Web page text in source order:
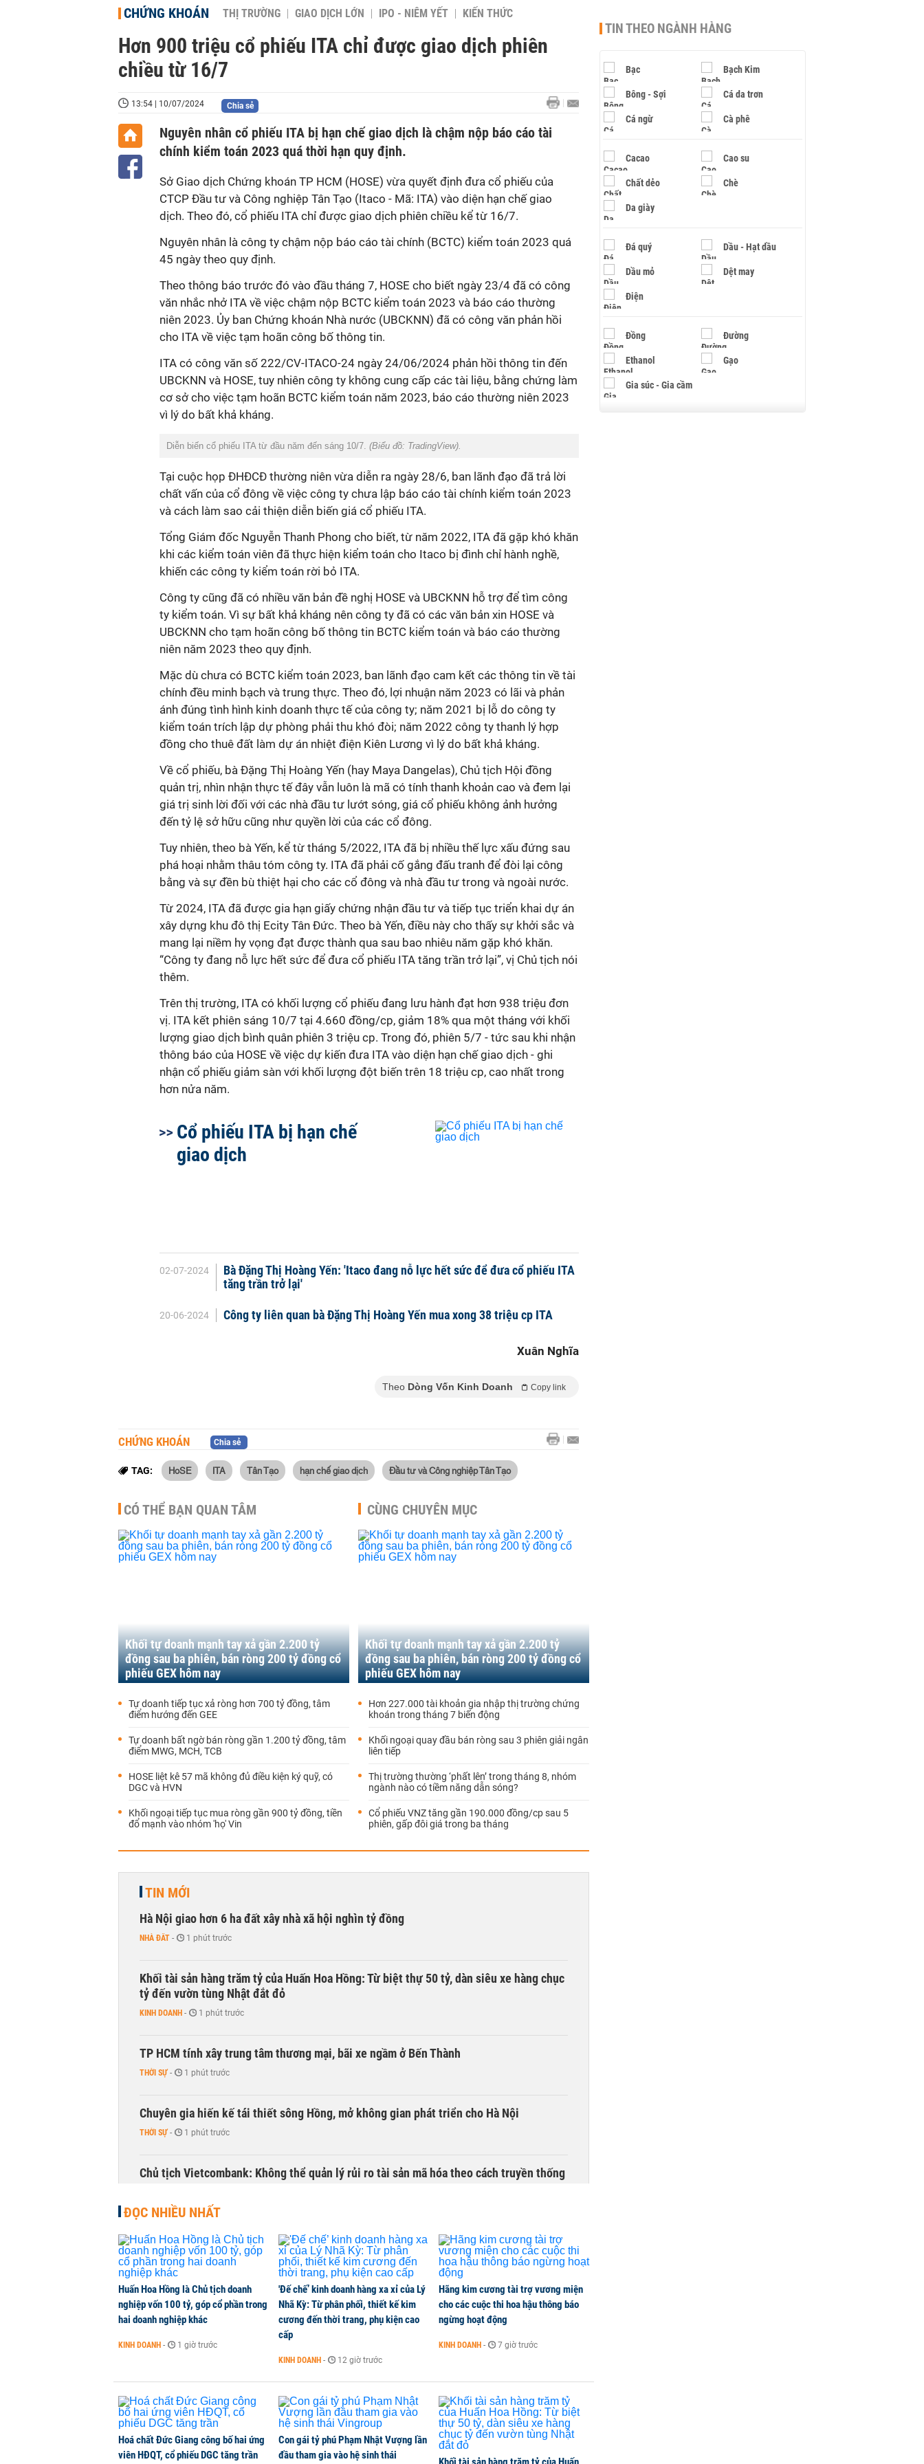
CHỨNG KHOÁN THỊ TRƯỜNG GIAO DỊCH LỚN IPO - NIÊM YẾT KIẾN THỨC
Hơn 900 triệu cổ phiếu ITA chỉ được giao dịch phiên
chiều từ 16/7
13:54 | 10/07/2024 Chia sẻ
Nguyên nhân cổ phiếu ITA bị hạn chế giao dịch là chậm nộp báo cáo tài
chính kiểm toán 2023 quá thời hạn quy định.
Sở Giao dịch Chứng khoán TP HCM (HOSE) vừa quyết định đưa cổ phiếu của
CTCP Đầu tư và Công nghiệp Tân Tạo (Itaco - Mã: ITA) vào diện hạn chế giao
dịch. Theo đó, cổ phiếu ITA chỉ được giao dịch phiên chiều kể từ 16/7.
Nguyên nhân là công ty chậm nộp báo cáo tài chính (BCTC) kiểm toán 2023 quá
45 ngày theo quy định.
Theo thông báo trước đó vào đầu tháng 7, HOSE cho biết ngày 23/4 đã có công
văn nhắc nhở ITA về việc chậm nộp BCTC kiểm toán 2023 và báo cáo thường
niên 2023. Ủy ban Chứng khoán Nhà nước (UBCKNN) đã có công văn phản hồi
cho ITA về việc tạm hoãn công bố thông tin.
ITA có công văn số 222/CV-ITACO-24 ngày 24/06/2024 phản hồi thông tin đến
UBCKNN và HOSE, tuy nhiên công ty không cung cấp các tài liệu, bằng chứng làm
cơ sở cho việc tạm hoãn BCTC kiểm toán năm 2023, báo cáo thường niên 2023
vì lý do bất khả kháng.
Diễn biến cổ phiếu ITA từ đầu năm đến sáng 10/7. (Biểu đồ: TradingView).
Tại cuộc họp ĐHĐCĐ thường niên vừa diễn ra ngày 28/6, ban lãnh đạo đã trả lời
chất vấn của cổ đông về việc công ty chưa lập báo cáo tài chính kiểm toán 2023
và cách làm sao cải thiện diễn biến giá cổ phiếu ITA.
Tổng Giám đốc Nguyễn Thanh Phong cho biết, từ năm 2022, ITA đã gặp khó khăn
khi các kiểm toán viên đã thực hiện kiểm toán cho Itaco bị đình chỉ hành nghề,
khiến các công ty kiểm toán rời bỏ ITA.
Công ty cũng đã có nhiều văn bản đề nghị HOSE và UBCKNN hỗ trợ để tìm công
ty kiểm toán. Vì sự bất khả kháng nên công ty đã có các văn bản xin HOSE và
UBCKNN cho tạm hoãn công bố thông tin BCTC kiểm toán và báo cáo thường
niên năm 2023 theo quy định.
Mặc dù chưa có BCTC kiểm toán 2023, ban lãnh đạo cam kết các thông tin về tài
chính đều minh bạch và trung thực. Theo đó, lợi nhuận năm 2023 có lãi và phản
ánh đúng tình hình kinh doanh thực tế của công ty; năm 2021 bị lỗ do công ty
kiểm toán trích lập dự phòng phải thu khó đòi; năm 2022 công ty thanh lý hợp
đồng cho thuê đất làm dự án nhiệt điện Kiên Lương vì lý do bất khả kháng.
Về cổ phiếu, bà Đặng Thị Hoàng Yến (hay Maya Dangelas), Chủ tịch Hội đồng
quản trị, nhìn nhận thực tế đây vẫn luôn là mã có tính thanh khoản cao và đem lại
giá trị sinh lời đối với các nhà đầu tư lướt sóng, giá cổ phiếu không ảnh hưởng
đến tỷ lệ sở hữu cũng như quyền lời của các cổ đông.
Tuy nhiên, theo bà Yến, kể từ tháng 5/2022, ITA đã bị nhiều thế lực xấu đứng sau
phá hoại nhằm thâu tóm công ty. ITA đã phải cố gắng đấu tranh để đòi lại công
bằng và sự đền bù thiệt hại cho các cổ đông và nhà đầu tư trong và ngoài nước.
Từ 2024, ITA đã được gia hạn giấy chứng nhận đầu tư và tiếp tục triển khai dự án
xây dựng khu đô thị Ecity Tân Đức. Theo bà Yến, điều này cho thấy sự khởi sắc và
mang lại niềm hy vọng đạt được thành qua sau bao nhiêu năm gặp khó khăn.
“Công ty đang nỗ lực hết sức để đưa cổ phiếu ITA tăng trần trở lại”, vị Chủ tịch nói
thêm.
Trên thị trường, ITA có khối lượng cổ phiếu đang lưu hành đạt hơn 938 triệu đơn
vị. ITA kết phiên sáng 10/7 tại 4.660 đồng/cp, giảm 18% qua một tháng với khối
lượng giao dịch bình quân phiên 3 triệu cp. Trong đó, phiên 5/7 - tức sau khi nhận
thông báo của HOSE về việc dự kiến đưa ITA vào diện hạn chế giao dịch - ghi
nhận cổ phiếu giảm sàn với khối lượng đột biến trên 18 triệu cp, cao nhất trong
hơn nửa năm.
Cổ phiếu ITA bị hạn chế
giao dịch
02-07-2024
Bà Đặng Thị Hoàng Yến: 'Itaco đang nỗ lực hết sức để đưa cổ phiếu ITA
tăng trần trở lại'
20-06-2024 Công ty liên quan bà Đặng Thị Hoàng Yến mua xong 38 triệu cp ITA
Xuân Nghĩa
Theo Dòng Vốn Kinh Doanh Copy link
CHỨNG KHOÁN Chia sẻ
TAG: HoSE ITA Tân Tạo hạn chế giao dịch Đầu tư và Công nghiệp Tân Tạo
CÓ THỂ BẠN QUAN TÂM
Khối tự doanh mạnh tay xả gần 2.200 tỷ
đồng sau ba phiên, bán ròng 200 tỷ đồng cổ
phiếu GEX hôm nay
Tự doanh tiếp tục xả ròng hơn 700 tỷ đồng, tâm
điểm hướng đến GEE
Tự doanh bất ngờ bán ròng gần 1.200 tỷ đồng, tâm
điểm MWG, MCH, TCB
HOSE liệt kê 57 mã không đủ điều kiện ký quỹ, có
DGC và HVN
Khối ngoại tiếp tục mua ròng gần 900 tỷ đồng, tiền
đổ mạnh vào nhóm 'họ' Vin
CÙNG CHUYÊN MỤC
Khối tự doanh mạnh tay xả gần 2.200 tỷ
đồng sau ba phiên, bán ròng 200 tỷ đồng cổ
phiếu GEX hôm nay
Hơn 227.000 tài khoản gia nhập thị trường chứng
khoán trong tháng 7 biến động
Khối ngoại quay đầu bán ròng sau 3 phiên giải ngân
liên tiếp
Thị trường thường ‘phất lên’ trong tháng 8, nhóm
ngành nào có tiềm năng dẫn sóng?
Cổ phiếu VNZ tăng gần 190.000 đồng/cp sau 5
phiên, gấp đôi giá trong ba tháng
TIN MỚI
Hà Nội giao hơn 6 ha đất xây nhà xã hội nghìn tỷ đồng
NHÀ ĐẤT - 1 phút trước
Khối tài sản hàng trăm tỷ của Huấn Hoa Hồng: Từ biệt thự 50 tỷ, dàn siêu xe hàng chục
tỷ đến vườn tùng Nhật đắt đỏ
KINH DOANH - 1 phút trước
TP HCM tính xây trung tâm thương mại, bãi xe ngầm ở Bến Thành
THỜI SỰ - 1 phút trước
Chuyên gia hiến kế tái thiết sông Hồng, mở không gian phát triển cho Hà Nội
THỜI SỰ - 1 phút trước
Chủ tịch Vietcombank: Không thể quản lý rủi ro tài sản mã hóa theo cách truyền thống
ĐỌC NHIỀU NHẤT
Huấn Hoa Hồng là Chủ tịch doanh
nghiệp vốn 100 tỷ, góp cổ phần trong
hai doanh nghiệp khác
KINH DOANH - 1 giờ trước
'Đế chế’ kinh doanh hàng xa xỉ của Lý
Nhã Kỳ: Từ phân phối, thiết kế kim
cương đến thời trang, phụ kiện cao
cấp
KINH DOANH - 12 giờ trước
Hãng kim cương tài trợ vương miện
cho các cuộc thi hoa hậu thông báo
ngừng hoạt động
KINH DOANH - 7 giờ trước
Hoá chất Đức Giang công bố hai ứng
viên HĐQT, cổ phiếu DGC tăng trần
Con gái tỷ phú Phạm Nhật Vượng lần
đầu tham gia vào hệ sinh thái
TIN THEO NGÀNH HÀNG
Bạc Bạch Kim
Bông - Sợi Cá da trơn
Cá ngừ Cà phê
Cacao Cao su
Chất dẻo Chè
Da giày
Đá quý Dầu - Hạt dầu
Dầu mỏ Dệt may
Điện
Đồng Đường
Ethanol Gạo
Gia súc - Gia cầm